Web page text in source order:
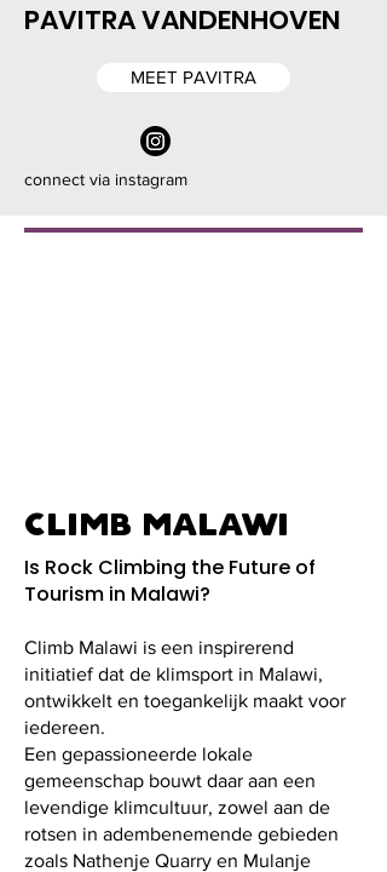
PAVITRA VANDENHOVEN
MEET PAVITRA
connect via instagram
CLIMB MALAWI
Is Rock Climbing the Future of
Tourism in Malawi?
Climb Malawi is een inspirerend
initiatief dat de klimsport in Malawi,
ontwikkelt en toegankelijk maakt voor
iedereen.
Een gepassioneerde lokale
gemeenschap bouwt daar aan een
levendige klimcultuur, zowel aan de
rotsen in adembenemende gebieden
zoals Nathenje Quarry en Mulanje